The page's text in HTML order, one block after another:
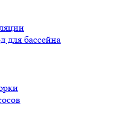
для бассейна